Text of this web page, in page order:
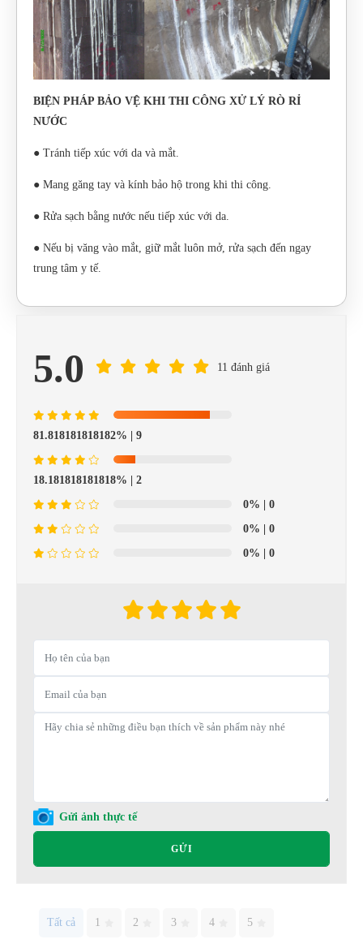
BIỆN PHÁP BẢO VỆ KHI THI CÔNG XỬ LÝ RÒ RỈ
NƯỚC
● Tránh tiếp xúc với da và mắt.
● Mang găng tay và kính bảo hộ trong khi thi công.
● Rửa sạch bằng nước nếu tiếp xúc với da.
● Nếu bị văng vào mắt, giữ mắt luôn mở, rửa sạch đến ngay
trung tâm y tế.
5.0 11 đánh giá
81.818181818182% | 9
18.181818181818% | 2
0% | 0
0% | 0
0% | 0
Gửi ảnh thực tế
GỬI
Tất cả 1 2 3 4 5